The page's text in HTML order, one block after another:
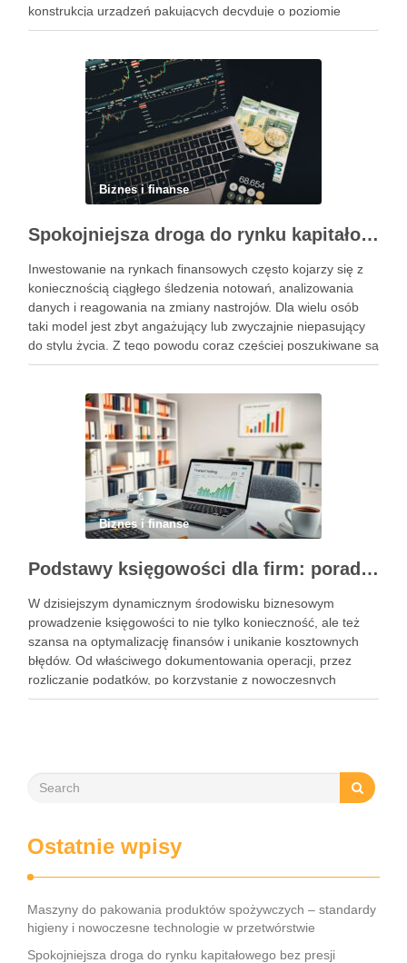
konstrukcja urządzeń pakujących decyduje o poziomie
higieny w zakładzie. Jak dobrać odpowiedni system
Powiązane wpisy: Jak …
Biznes i finanse
Spokojniejsza droga do rynku kapitałowego bez presji codziennych decyzji
Inwestowanie na rynkach finansowych często kojarzy się z
koniecznością ciągłego śledzenia notowań, analizowania
danych i reagowania na zmiany nastrojów. Dla wielu osób
taki model jest zbyt angażujący lub zwyczajnie niepasujący
do stylu życia. Z tego powodu coraz częściej poszukiwane są
rozwiązania, które pozwalają uczestniczyć w rynku w sposób
Biznes i finanse
Podstawy księgowości dla firm: porady, narzędzia i nowoczesne rozwiązania
W dzisiejszym dynamicznym środowisku biznesowym
prowadzenie księgowości to nie tylko konieczność, ale też
szansa na optymalizację finansów i unikanie kosztownych
błędów. Od właściwego dokumentowania operacji, przez
rozliczanie podatków, po korzystanie z nowoczesnych
narzędzi – każdy przedsiębiorca musi znać kluczowe
Ostatnie wpisy
Maszyny do pakowania produktów spożywczych – standardy
higieny i nowoczesne technologie w przetwórstwie
Spokojniejsza droga do rynku kapitałowego bez presji